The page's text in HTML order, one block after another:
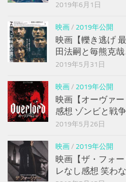
2019年6月1日
映画/ 2019年公開
映画【轢き逃げ
田法嗣と毎熊克
2019年5月31日
映画/ 2019年公開
映画【オーヴァ
感想 ゾンビと戦
2019年5月26日
映画/ 2019年公開
映画【ザ・フォ
レなし感想 笑わ